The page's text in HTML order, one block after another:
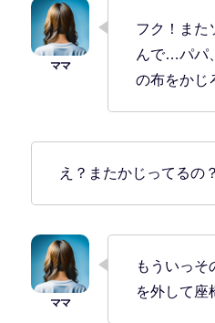
フク！また
んで…パパ
の布をかじ
え？またかじってるの？
もういっそ
を外して座